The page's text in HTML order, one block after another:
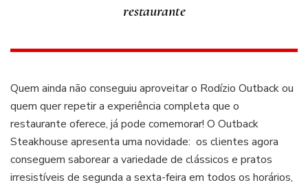
restaurante
Quem ainda não conseguiu aproveitar o Rodízio Outback ou
quem quer repetir a experiência completa que o
restaurante oferece, já pode comemorar! O Outback
Steakhouse apresenta uma novidade: os clientes agora
conseguem saborear a variedade de clássicos e pratos
irresistíveis de segunda a sexta-feira em todos os horários,